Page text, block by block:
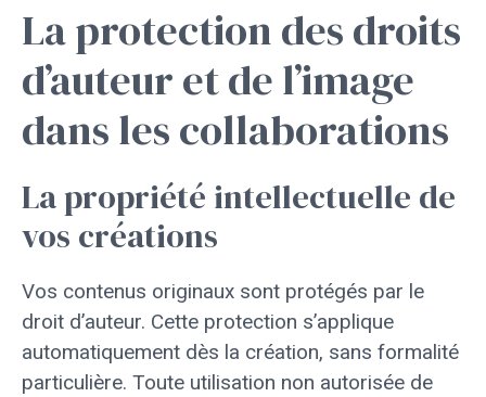
La protection des droits
d’auteur et de l’image
dans les collaborations
La propriété intellectuelle de
vos créations
Vos contenus originaux sont protégés par le
droit d’auteur. Cette protection s’applique
automatiquement dès la création, sans formalité
particulière. Toute utilisation non autorisée de